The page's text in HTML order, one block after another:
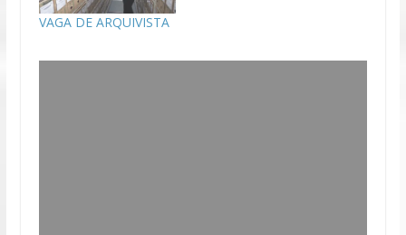
VAGA DE ARQUIVISTA